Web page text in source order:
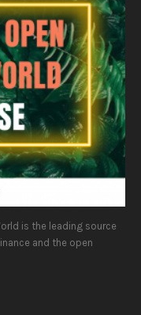
is the leading source
and the open